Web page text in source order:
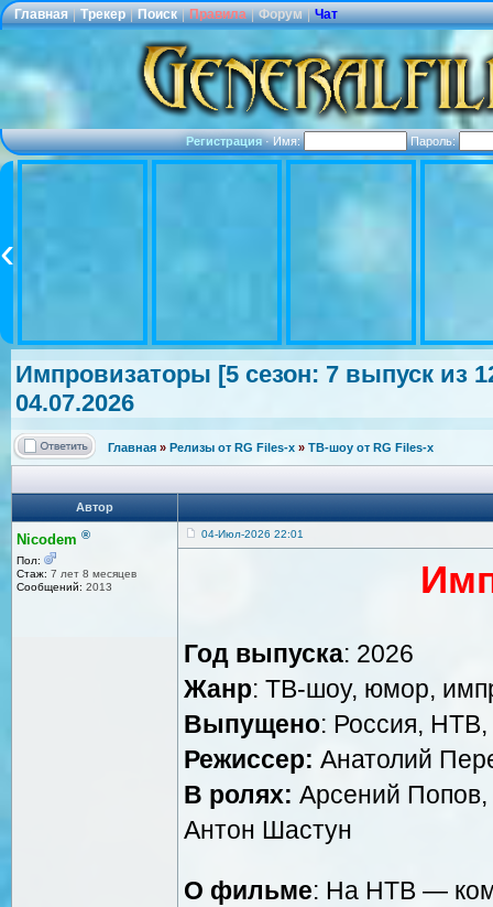
Главная | Трекер | Поиск | Правила | Форум | Чат
Регистрация·Имя: Пароль:
Импровизаторы [5 сезон: 7 выпуск из
04.07.2026
Главная » Релизы от RG Files-x » ТВ-шоу от RG Files-x
Автор
Nicodem ®
Пол:
Стаж: 7 лет 8 месяцев
Сообщений: 2013
04-Июл-2026 22:01
Год выпуска: 2026
Жанр: ТВ-шоу, юмор,
Выпущено: Россия,
Режиссер: Анатолий
В ролях: Арсений
Антон Шастун
О фильме: На НТВ —